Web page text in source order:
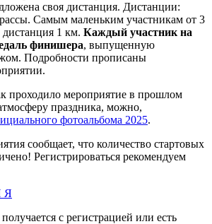
своя дистанция. Дистанции:
Самым маленьким участникам от 3
1 км. Каждый участник на
финишера, выпущенную
Подробности прописаны
проходило мероприятие в прошлом
праздника, можно,
фотоальбома 2025.
сообщает, что количество стартовых
Регистрироваться рекомендуем
Я
с регистрацией или есть